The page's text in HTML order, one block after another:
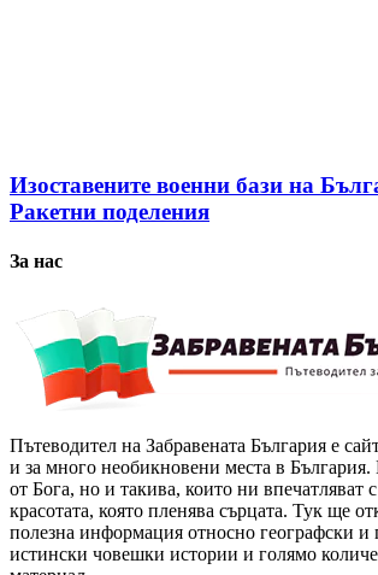
Изоставените военни бази на
Ракетни поделения
За нас
Пътеводител на Забравената България е
и за много необикновени места в България.
от Бога, но и такива, които ни впечатляват
красотата, която пленява сърцата. Тук ще
полезна информация относно географски и
истински човешки истории и голямо